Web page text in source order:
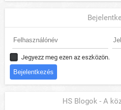
Jegyezz meg ezen az eszközön.
HS Blogok - A